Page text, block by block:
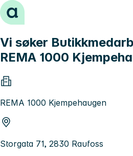
Hopp til innhold
Vi søker
REMA 1000
REMA 1000 Kjempehaugen
Storgata 71, 2830 Raufoss